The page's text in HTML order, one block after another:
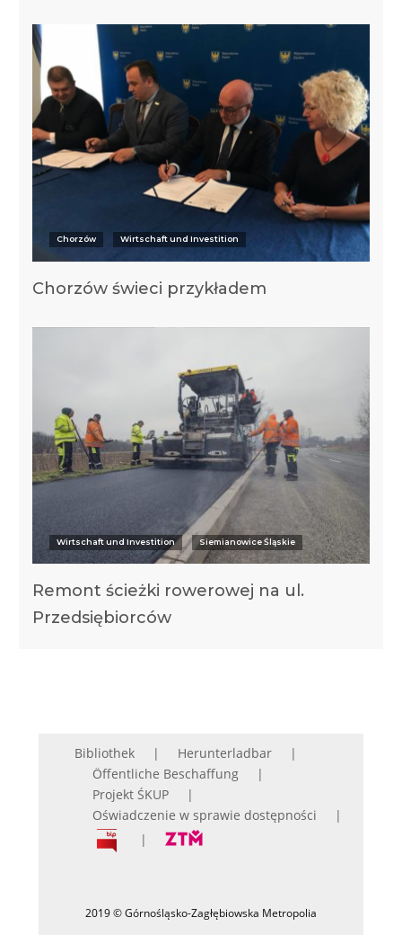
Chorzów Wirtschaft und Investition
Chorzów świeci przykładem
Wirtschaft und Investition Siemianowice Śląskie
Remont ścieżki rowerowej na ul.
Przedsiębiorców
Bibliothek
Herunterladbar
Öffentliche Beschaffung
Projekt ŚKUP
Oświadczenie w sprawie dostępności
2019 © Górnośląsko-Zagłębiowska Metropolia